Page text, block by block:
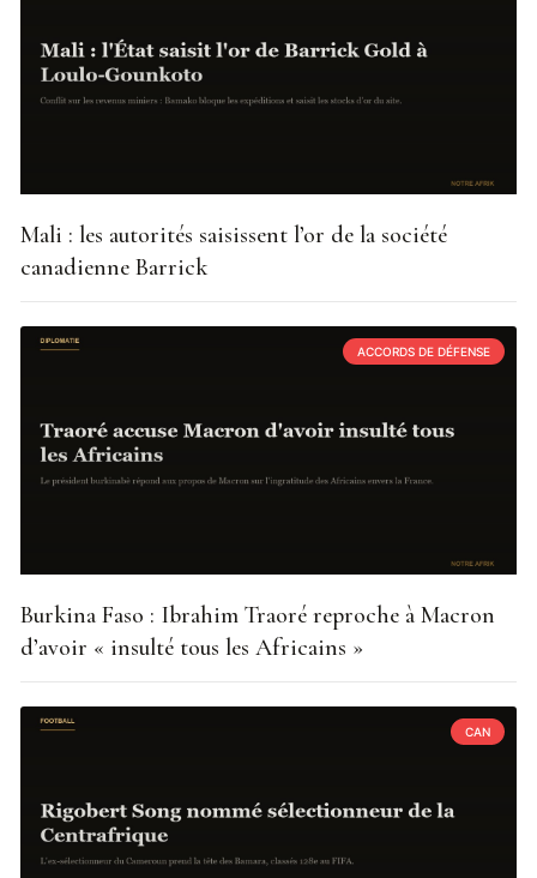
Mali : les autorités saisissent l’or de la société
canadienne Barrick
ACCORDS DE DÉFENSE
Burkina Faso : Ibrahim Traoré reproche à Macron
d’avoir « insulté tous les Africains »
CAN